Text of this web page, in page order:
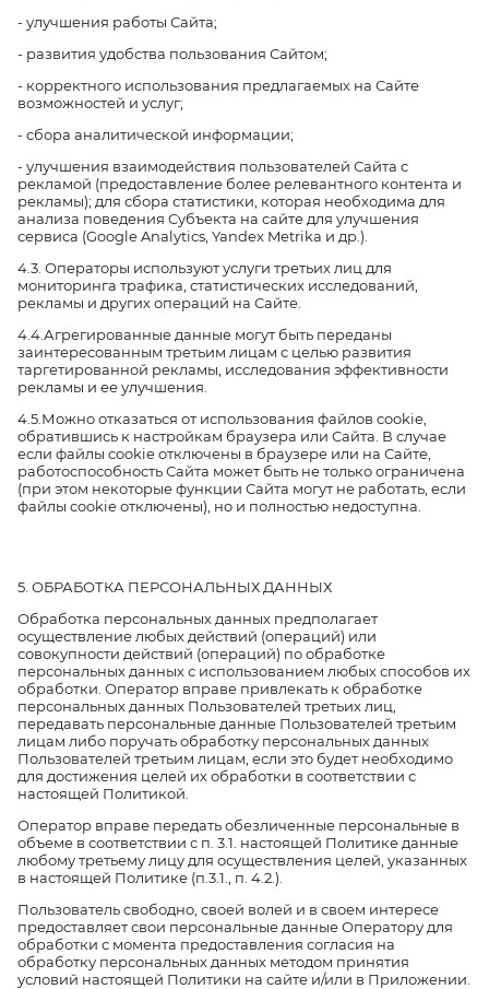
- улучшения работы Сайта;
- развития удобства пользования Сайтом;
- корректного использования предлагаемых на Сайте
возможностей и услуг;
- сбора аналитической информации;
- улучшения взаимодействия пользователей Сайта с
рекламой (предоставление более релевантного контента и
рекламы); для сбора статистики, которая необходима для
анализа поведения Субъекта на сайте для улучшения
сервиса (Google Analytics, Yandex Metrika и др.).
4.3. Операторы используют услуги третьих лиц для
мониторинга трафика, статистических исследований,
рекламы и других операций на Сайте.
4.4.Агрегированные данные могут быть переданы
заинтересованным третьим лицам с целью развития
таргетированной рекламы, исследования эффективности
рекламы и ее улучшения.
4.5.Можно отказаться от использования файлов cookie,
обратившись к настройкам браузера или Сайта. В случае
если файлы cookie отключены в браузере или на Сайте,
работоспособность Сайта может быть не только ограничена
(при этом некоторые функции Сайта могут не работать, если
файлы cookie отключены), но и полностью недоступна.
5. ОБРАБОТКА ПЕРСОНАЛЬНЫХ ДАННЫХ
Обработка персональных данных предполагает
осуществление любых действий (операций) или
совокупности действий (операций) по обработке
персональных данных с использованием любых способов их
обработки. Оператор вправе привлекать к обработке
персональных данных Пользователей третьих лиц,
передавать персональные данные Пользователей третьим
лицам либо поручать обработку персональных данных
Пользователей третьим лицам, если это будет необходимо
для достижения целей их обработки в соответствии с
настоящей Политикой.
Оператор вправе передать обезличенные персональные в
объеме в соответствии с п. 3.1. настоящей Политике данные
любому третьему лицу для осуществления целей, указанных
в настоящей Политике (п.3.1., п. 4.2.).
Пользователь свободно, своей волей и в своем интересе
предоставляет свои персональные данные Оператору для
обработки с момента предоставления согласия на
обработку персональных данных методом принятия
условий настоящей Политики на сайте и/или в Приложении.